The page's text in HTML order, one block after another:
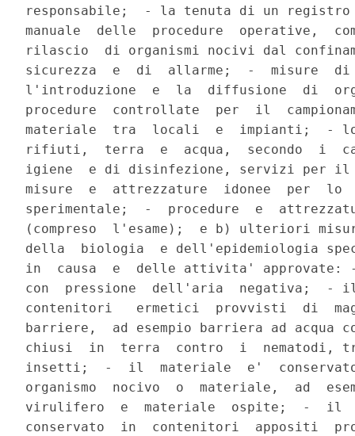
responsabile;  - la tenuta di un
manuale  delle  procedure  operative,
rilascio  di organismi nocivi dal
sicurezza  e  di  allarme;  -  misure
l'introduzione  e  la  diffusione  di
procedure  controllate  per  il
materiale  tra  locali  e  impianti;  - lo
rifiuti,  terra  e  acqua,  secondo  i
igiene  e di disinfezione, servizi per il
misure  e  attrezzature  idonee  per  lo
sperimentale;  -  procedure  e
(compreso  l'esame);  e b) ulteriori
della  biologia  e dell'epidemiologia
in  causa  e  delle attivita' approvate:
con  pressione  dell'aria  negativa;  -
contenitori   ermetici  provvisti  di
barriere,  ad esempio barriera ad
chiusi  in  terra  contro  i  nematodi,
insetti;  -  il  materiale  e'
organismo  nocivo  o  materiale,  ad
virulifero  e  materiale  ospite;  -  il
conservato  in  contenitori  appositi